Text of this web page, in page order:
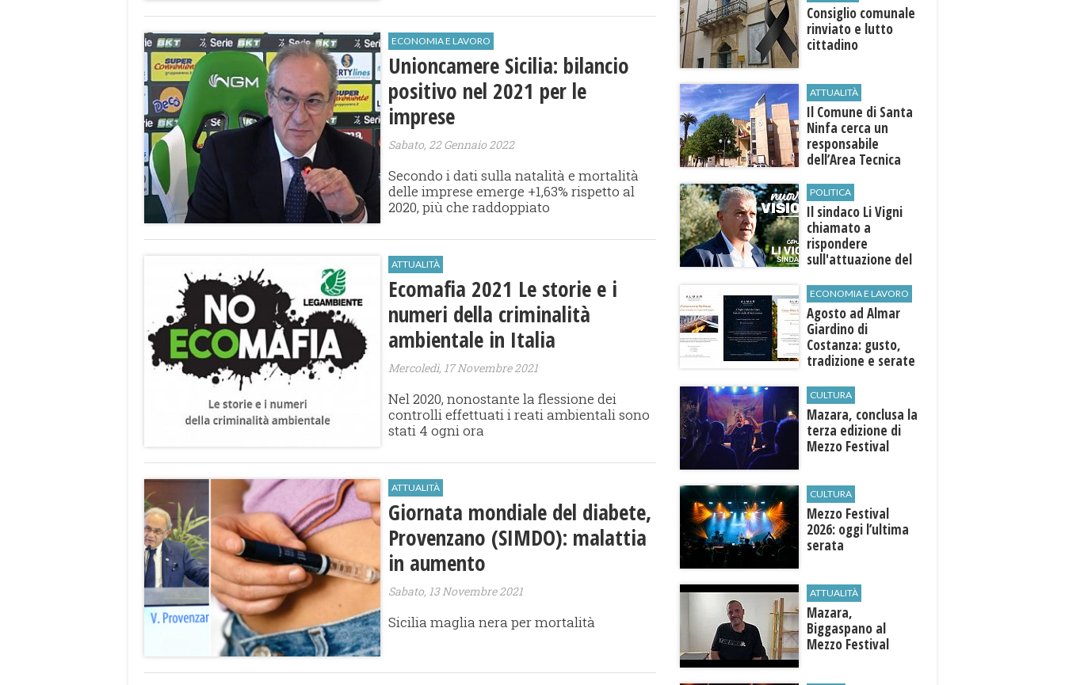
ECONOMIA E LAVORO
Unioncamere Sicilia: bilancio
positivo nel 2021 per le
imprese
Sabato, 22 Gennaio 2022
Secondo i dati sulla natalità e mortalità
delle imprese emerge +1,63% rispetto al
2020, più che raddoppiato
ATTUALITÀ
Ecomafia 2021 Le storie e i
numeri della criminalità
ambientale in Italia
Mercoledì, 17 Novembre 2021
Nel 2020, nonostante la flessione dei
controlli effettuati i reati ambientali sono
stati 4 ogni ora
ATTUALITÀ
Giornata mondiale del diabete,
Provenzano (SIMDO): malattia
in aumento
Sabato, 13 Novembre 2021
Sicilia maglia nera per mortalità
Consiglio comunale
rinviato e lutto
cittadino
ATTUALITÀ
Il Comune di ​Santa
Ninfa cerca un
responsabile
dell’Area Tecnica
POLITICA
Il sindaco Li Vigni
chiamato a
rispondere
sull'attuazione del
ECONOMIA E LAVORO
Agosto ad Almar
Giardino di
Costanza: gusto,
tradizione e serate
anche agli ospiti
esterni
CULTURA
​Mazara, conclusa la
terza edizione di
Mezzo Festival
CULTURA
Mezzo Festival
2026: oggi l’ultima
serata
ATTUALITÀ
Mazara,
Biggaspano al
Mezzo Festival